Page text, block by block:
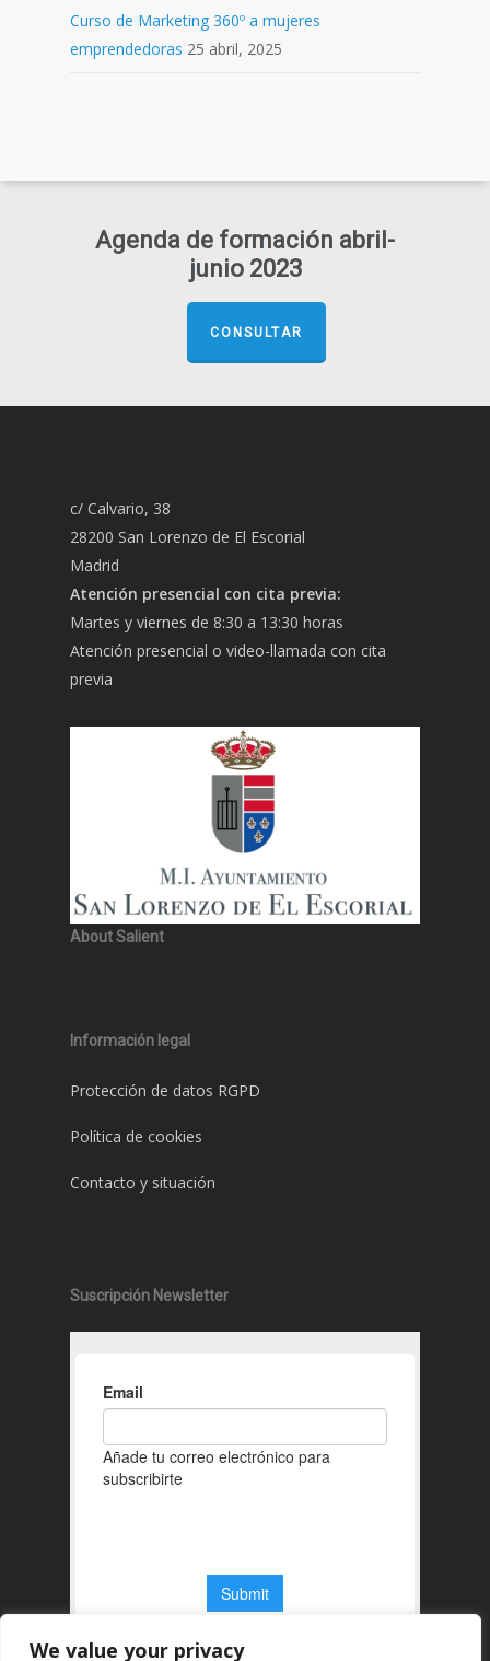
We value your privacy
Curso de Marketing 360º a mujeres
emprendedoras 25 abril, 2025
Agenda de formación abril-
junio 2023
CONSULTAR
c/ Calvario, 38
28200 San Lorenzo de El Escorial
Madrid
Atención presencial con cita previa:
Martes y viernes de 8:30 a 13:30 horas
Atención presencial o video-llamada con cita
previa
About Salient
Información legal
Protección de datos RGPD
Política de cookies
Contacto y situación
Suscripción Newsletter